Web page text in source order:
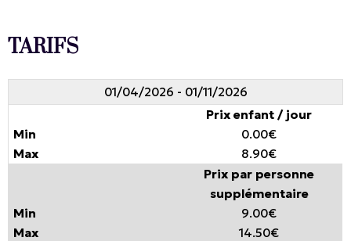
TARIFS
01/04/2026 - 01/11/2026
Prix enfant / jour
0.00€
8.90€
Prix par personne
supplémentaire
9.00€
14.50€